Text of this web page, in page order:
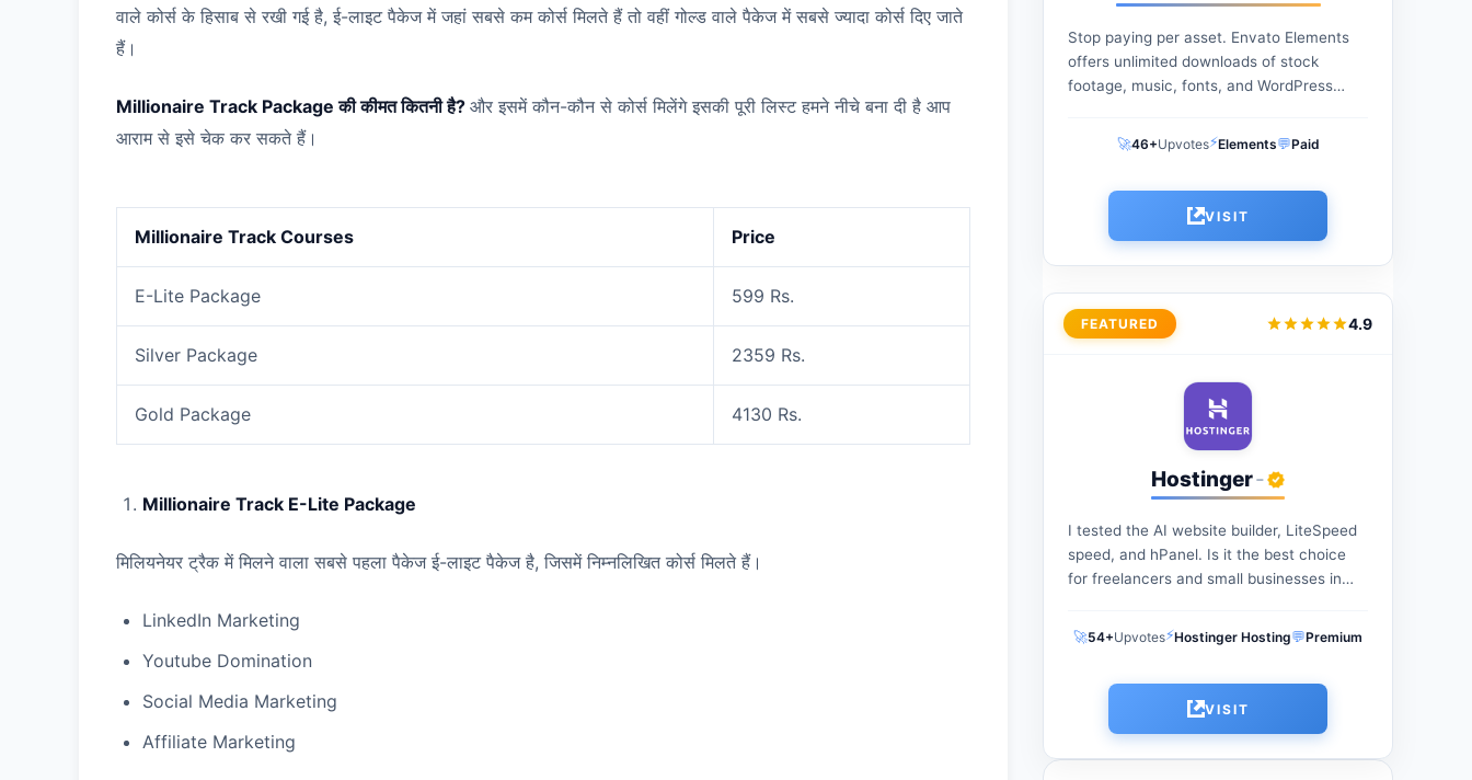
वाले कोर्स के हिसाब से रखी गई है, ई-लाइट पैकेज में जहां सबसे कम कोर्स मिलते हैं तो वहीं गोल्ड वाले पैकेज में सबसे ज्यादा कोर्स दिए जाते
हैं।
Millionaire Track Package की कीमत कितनी है? और इसमें कौन-कौन से कोर्स मिलेंगे इसकी पूरी लिस्ट हमने नीचे बना दी है आप
आराम से इसे चेक कर सकते हैं।
Millionaire Track Courses Price
E-Lite Package 599 Rs.
Silver Package 2359 Rs.
Gold Package 4130 Rs.
Millionaire Track E-Lite Package
मिलियनेयर ट्रैक में मिलने वाला सबसे पहला पैकेज ई-लाइट पैकेज है, जिसमें निम्नलिखित कोर्स मिलते हैं।
LinkedIn Marketing
Youtube Domination
Social Media Marketing
Affiliate Marketing
Stop paying per asset. Envato Elements
offers unlimited downloads of stock
footage, music, fonts, and WordPress
ultimate creative warehouse for
freelancers and agencies...
🚀46+Upvotes⚡Elements💬Paid
VISIT
FEATURED 4.9
Hostinger-
I tested the AI website builder, LiteSpeed
speed, and hPanel. Is it the best choice
for freelancers and small businesses in
performance....
🚀54+Upvotes⚡Hostinger Hosting💬Premium
VISIT